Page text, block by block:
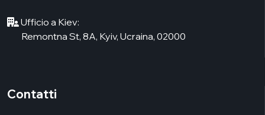
Ufficio a Kiev:
Remontna St, 8А, Kyiv, Ucraina, 02000
Contatti